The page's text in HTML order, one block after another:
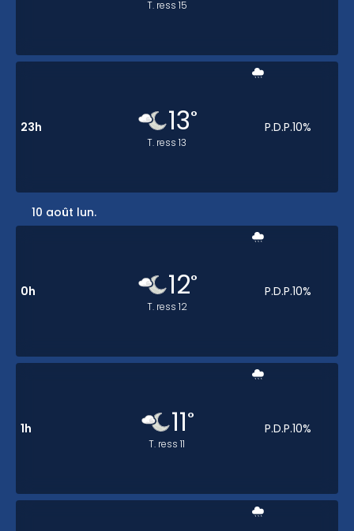
T. ress 15
23h 13°
T. ress 13
P.D.P.10%
10 août lun.
0h 12°
T. ress 12
P.D.P.10%
1h 11°
T. ress 11
P.D.P.10%